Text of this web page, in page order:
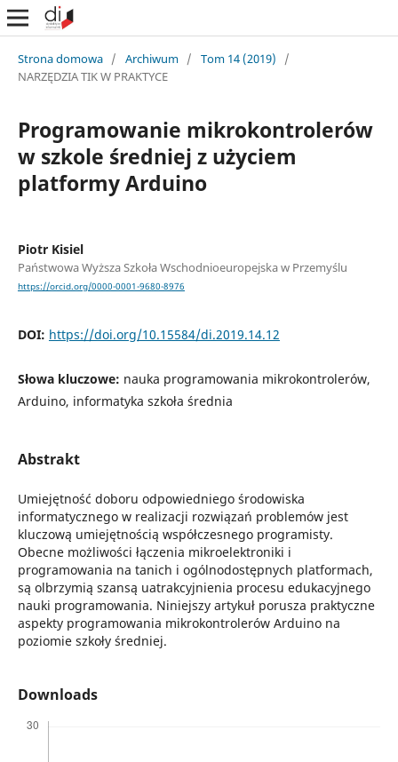
Strona domowa / Archiwum / Tom 14 (2019)
/
NARZĘDZIA TIK W PRAKTYCE
Programowanie mikrokontrolerów
w szkole średniej z użyciem
platformy Arduino
Piotr Kisiel
Państwowa Wyższa Szkoła Wschodnioeuropejska w Przemyślu
https://orcid.org/0000-0001-9680-8976
DOI: https://doi.org/10.15584/di.2019.14.12
Słowa kluczowe: nauka programowania mikrokontrolerów,
Arduino, informatyka szkoła średnia
Abstrakt
Umiejętność doboru odpowiedniego środowiska
informatycznego w realizacji rozwiązań problemów jest
kluczową umiejętnością współczesnego programisty.
Obecne możliwości łączenia mikroelektroniki i
programowania na tanich i ogólnodostępnych platformach,
są olbrzymią szansą uatrakcyjnienia procesu edukacyjnego
nauki programowania. Niniejszy artykuł porusza praktyczne
aspekty programowania mikrokontrolerów Arduino na
poziomie szkoły średniej.
Downloads